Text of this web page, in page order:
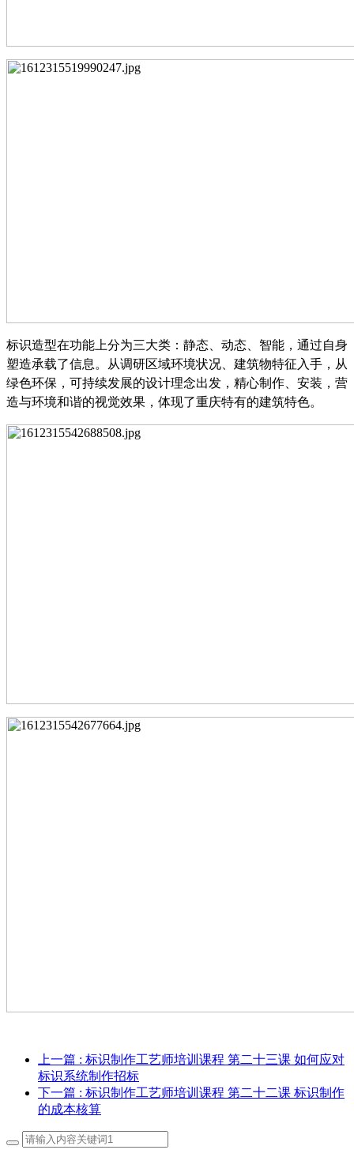
标识造型在功能上分为三大类：静态、动态、智能，通过自身
塑造承载了信息。从调研区域环境状况、建筑物特征入手，从
绿色环保，可持续发展的设计理念出发，精心制作、安装，营
造与环境和谐的视觉效果，体现了重庆特有的建筑特色。
上一篇 : 标识制作工艺师培训课程 第二十三课 如何应对
标识系统制作招标
下一篇 : 标识制作工艺师培训课程 第二十二课 标识制作
的成本核算